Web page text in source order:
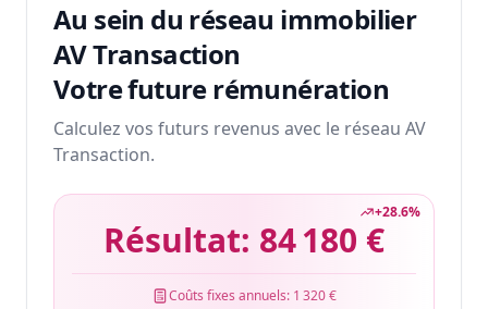
Au sein du réseau immobilier
AV Transaction
Votre future rémunération
Calculez vos futurs revenus avec le réseau AV
Transaction.
+28.6%
Résultat: 84 180 €
Coûts fixes annuels: 1 320 €